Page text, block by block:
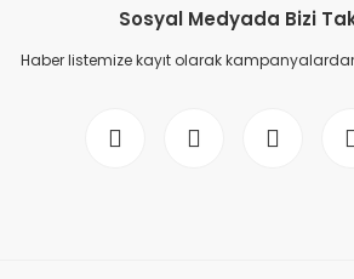
Sosyal Medyada Bizi
Haber listemize kayıt olarak